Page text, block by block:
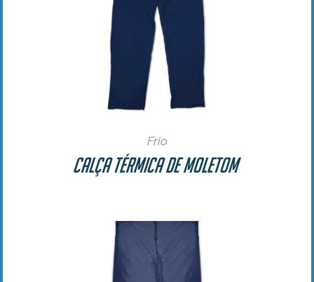
Frio
Calça Térmica de Moletom